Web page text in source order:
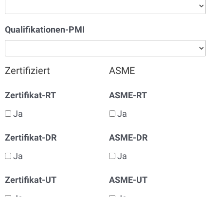
Qualifikationen-PMI
Zertifiziert
Zertifikat-RT
Ja
Zertifikat-DR
Ja
Zertifikat-UT
ASME
ASME-RT
Ja
ASME-DR
Ja
ASME-UT